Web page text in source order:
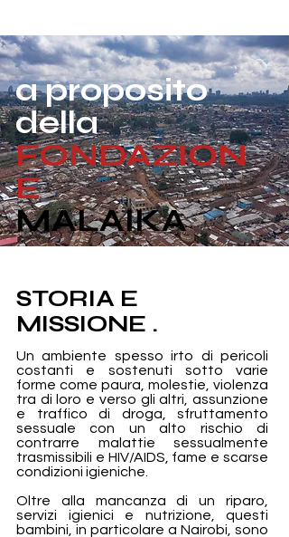
a proposito
della
FONDAZION
E
MALAIKA
STORIA E
MISSIONE .
Un ambiente spesso irto di pericoli
costanti e sostenuti sotto varie
forme come paura, molestie, violenza
tra di loro e verso gli altri, assunzione
e traffico di droga, sfruttamento
sessuale con un alto rischio di
contrarre malattie sessualmente
trasmissibili e HIV/AIDS, fame e scarse
condizioni igieniche.
Oltre alla mancanza di un riparo,
servizi igienici e nutrizione, questi
bambini, in particolare a Nairobi, sono